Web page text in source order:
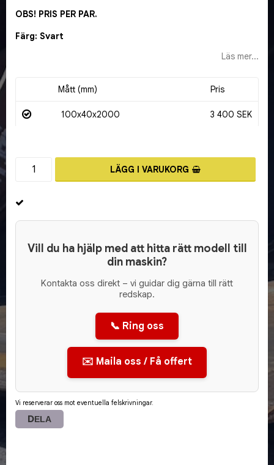
OBS! PRIS PER PAR.
Färg: Svart
Läs mer...
Mått (mm) Pris
100x40x2000 3 400 SEK
LÄGG I VARUKORG
Vill du ha hjälp med att hitta rätt modell till
din maskin?
Kontakta oss direkt – vi guidar dig gärna till rätt
redskap.
📞 Ring oss
✉️ Maila oss / Få offert
Vi reserverar oss mot eventuella felskrivningar.
DELA